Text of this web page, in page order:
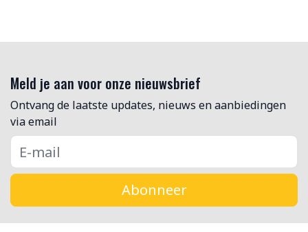
Meld je aan voor onze nieuwsbrief
Ontvang de laatste updates, nieuws en aanbiedingen
via email
Abonneer